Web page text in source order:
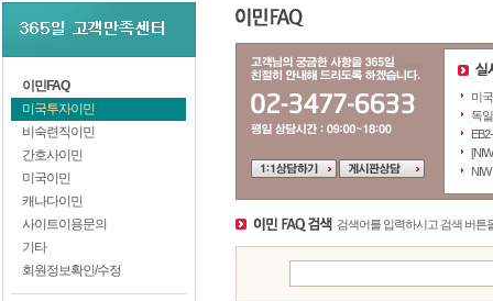
이민FAQ
미국투자이민
비숙련직이민
간호사이민
미국이민
캐나다이민
사이트이용문의
기타
회원정보확인/수정
미
독
검색어를 입력하시고 검색 버튼